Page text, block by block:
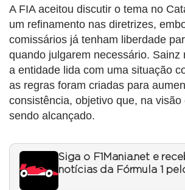
A FIA aceitou discutir o tema no
um refinamento nas diretrizes,
comissários já tenham liberdade
quando julgarem necessário. Sainz
a entidade lida com uma situação
as regras foram criadas para
consistência, objetivo que, na visão
sendo alcançado.
Siga o F1Mania.net e
notícias da Fórmula 1